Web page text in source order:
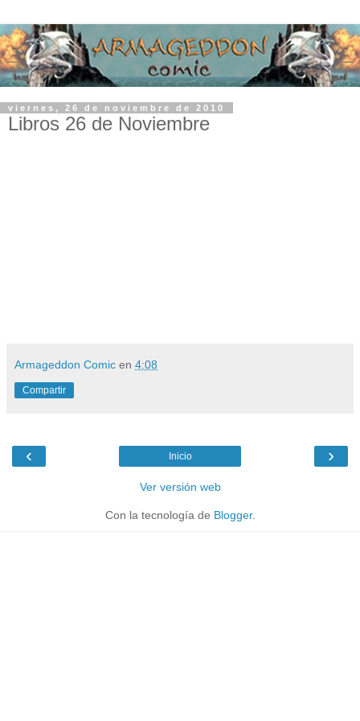
viernes, 26 de noviembre de 2010
Libros 26 de Noviembre
Armageddon Comic en 4:08
Compartir
‹ ›
Inicio
Ver versión web
Con la tecnología de Blogger.